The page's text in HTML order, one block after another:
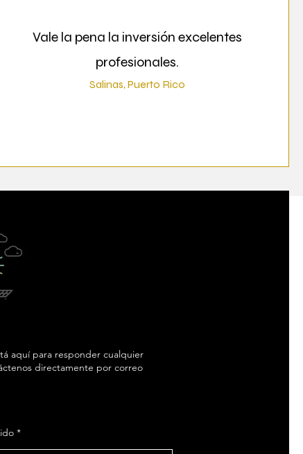
Vale la pena la inversión excelentes
profesionales.
Salinas, Puerto Rico
aquí para responder cualquier
directamente por correo